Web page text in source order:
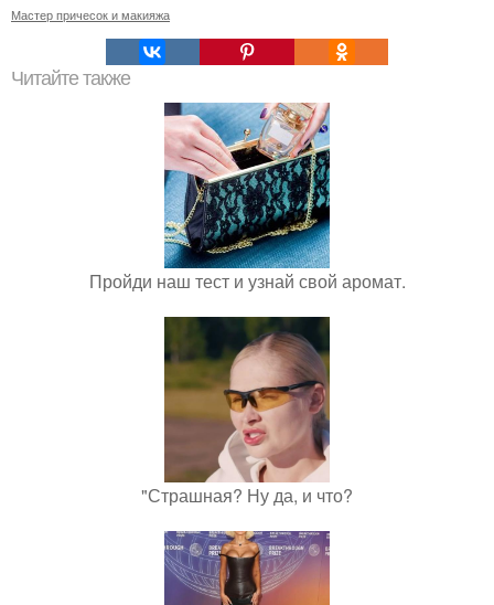
Мастер причесок и макияжа
Читайте также
Пройди наш тест и узнай свой аромат.
"Страшная? Ну да, и что?